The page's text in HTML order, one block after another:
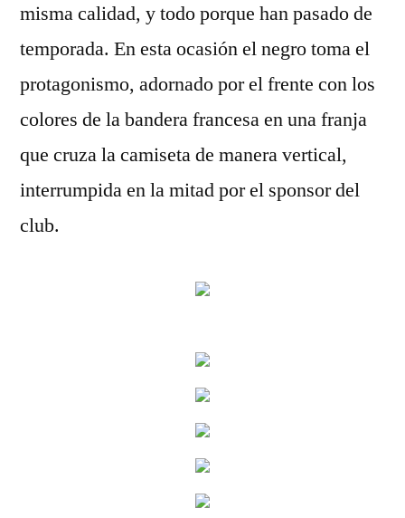
misma calidad, y todo porque han pasado de
temporada. En esta ocasión el negro toma el
protagonismo, adornado por el frente con los
colores de la bandera francesa en una franja
que cruza la camiseta de manera vertical,
interrumpida en la mitad por el sponsor del
club.